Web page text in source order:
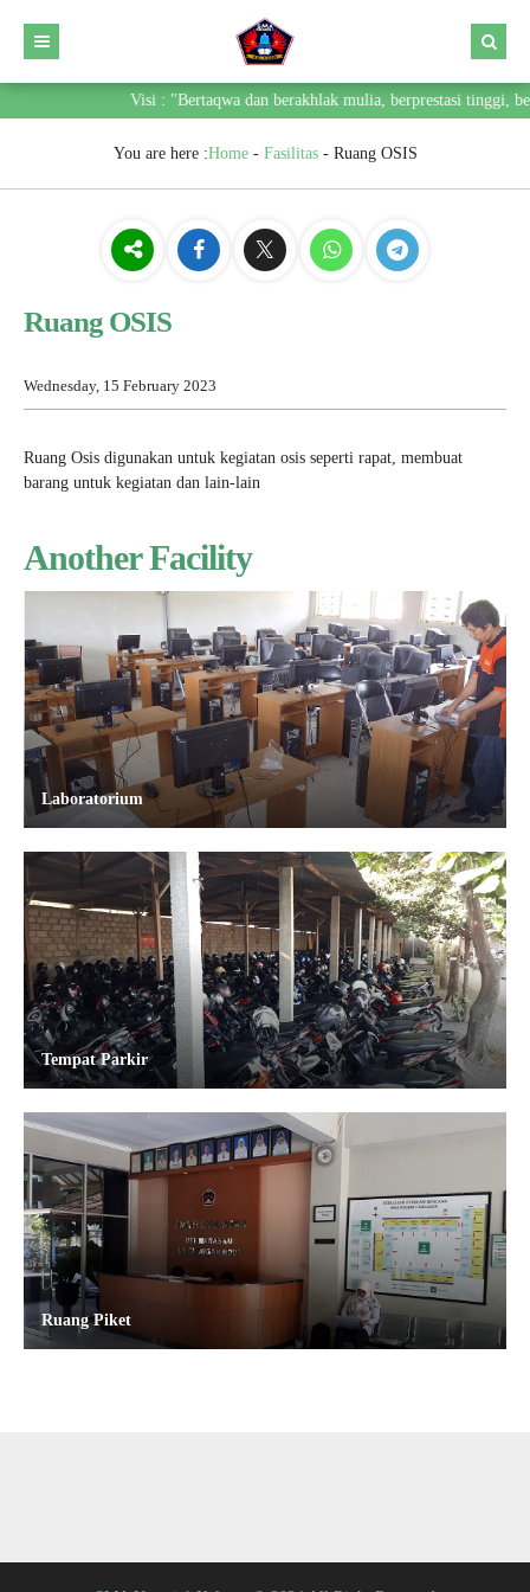
Visi : "Bertaqwa dan berakhlak mulia, berprestasi tinggi,
You are here :Home- Fasilitas- Ruang OSIS
Ruang OSIS
Wednesday, 15 February 2023
Ruang Osis digunakan untuk kegiatan osis seperti rapat, membuat
barang untuk kegiatan dan lain-lain
Another Facility
Laboratorium
Tempat Parkir
Ruang Piket